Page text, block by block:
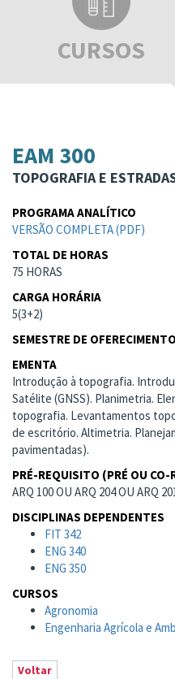
CURSOS
EAM 300
TOPOGRAFIA E
PROGRAMA ANALÍTICO
VERSÃO COMPLETA (PDF)
TOTAL DE HORAS
75 HORAS
CARGA HORÁRIA
5(3+2)
SEMESTRE DE OFERECIMENTO
EMENTA
Introdução à topografia.
Satélite (GNSS). Planimetria.
topografia. Levantamentos
de escritório. Altimetria.
pavimentadas).
PRÉ-REQUISITO (PRÉ OU
ARQ 100 OU ARQ 204 OU ARQ
DISCIPLINAS DEPENDENTES
FIT 342
ENG 340
ENG 350
CURSOS
Agronomia
Engenharia Agrícola e
Voltar